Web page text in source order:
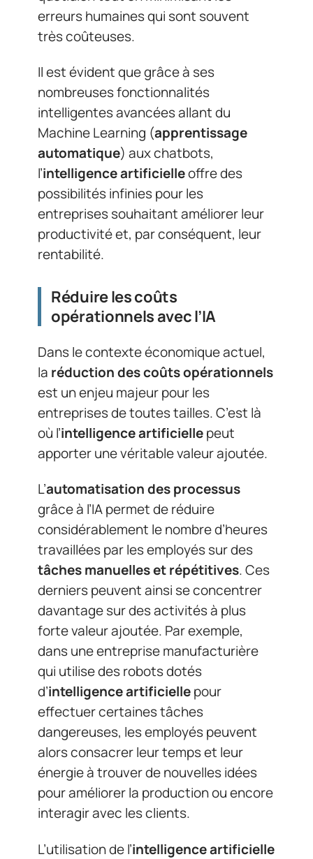
erreurs humaines qui sont souvent
très coûteuses.
Il est évident que grâce à ses
nombreuses fonctionnalités
intelligentes avancées allant du
Machine Learning (apprentissage
automatique) aux chatbots,
l’intelligence artificielleoffre des
possibilités infinies pour les
entreprises souhaitant améliorer leur
productivité et, par conséquent, leur
rentabilité.
Réduire les coûts
opérationnels avec l’IA
Dans le contexte économique actuel,
la réduction des coûts opérationnels
est un enjeu majeur pour les
entreprises de toutes tailles. C’est là
où l’intelligence artificiellepeut
apporter une véritable valeur ajoutée.
L’automatisation des processus
grâce à l’IA permet de réduire
considérablement le nombre d’heures
travaillées par les employés sur des
tâches manuelles et répétitives. Ces
derniers peuvent ainsi se concentrer
davantage sur des activités à plus
forte valeur ajoutée. Par exemple,
dans une entreprise manufacturière
qui utilise des robots dotés
d’intelligence artificiellepour
effectuer certaines tâches
dangereuses, les employés peuvent
alors consacrer leur temps et leur
énergie à trouver de nouvelles idées
pour améliorer la production ou encore
interagir avec les clients.
L’utilisation de l’intelligence artificielle